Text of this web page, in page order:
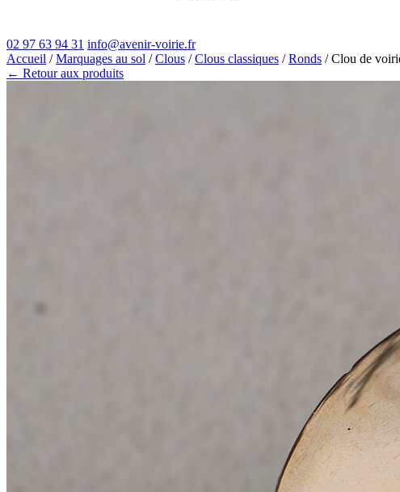
02 97 63 94 31 info@avenir-voirie.fr
Accueil /Marquages au sol /Clous /Clous classiques /Ronds / Clou de
← Retour aux produits